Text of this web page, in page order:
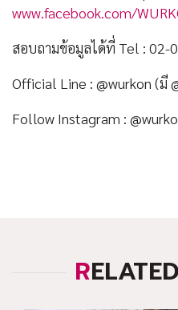
www.facebook.com/
สอบถามข้อมูลได้ที่ Tel : 02-
Official Line : @wurkon (มี
Follow Instagram :